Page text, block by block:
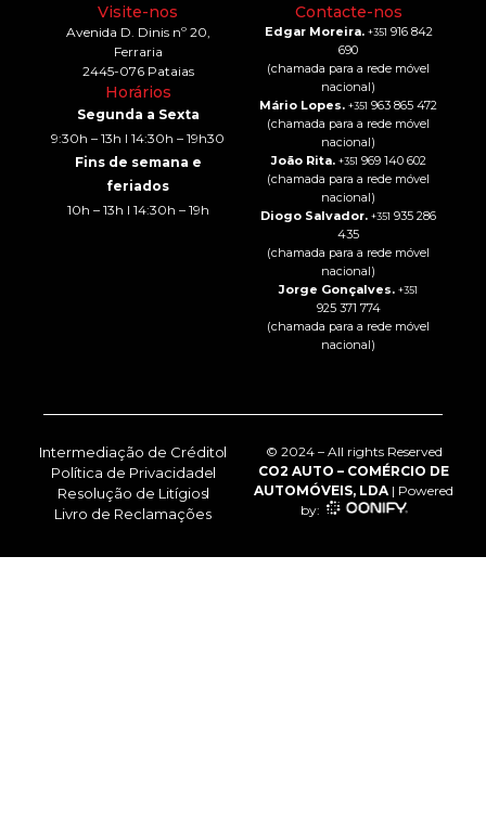
Visite-nos
Avenida D. Dinis nº 20,
Ferraria
2445-076 Pataias
Horários
Segunda a Sexta
9:30h – 13h I 14:30h – 19h30
Fins de semana e
feriados
10h – 13h I 14:30h – 19h
Contacte-nos
Edgar Moreira. +351 916 842
690
(chamada para a rede móvel
nacional)
Mário Lopes. +351 963 865 472
(chamada para a rede móvel
nacional)
João Rita. +351 969 140 602
(chamada para a rede móvel
nacional)
Diogo Salvador. +351 935 286
435
(chamada para a rede móvel
nacional)
Jorge Gonçalves. +351
925 371 774
(chamada para a rede móvel
nacional)
© 2024 – All rights Reserved
CO2 AUTO – COMÉRCIO DE
AUTOMÓVEIS, LDA | Powered
by:
Intermediação de Crédito
Política de Privacidade
Resolução de Litígios
Livro de Reclamações